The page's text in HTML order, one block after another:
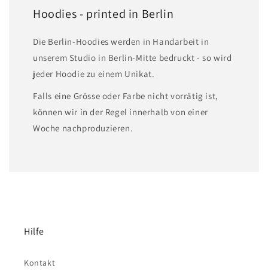
Hoodies - printed in Berlin
Die Berlin-Hoodies werden in Handarbeit in
unserem Studio in Berlin-Mitte bedruckt - so wird
jeder Hoodie zu einem Unikat.
Falls eine Grösse oder Farbe nicht vorrätig ist,
können wir in der Regel innerhalb von einer
Woche nachproduzieren.
Hilfe
Kontakt